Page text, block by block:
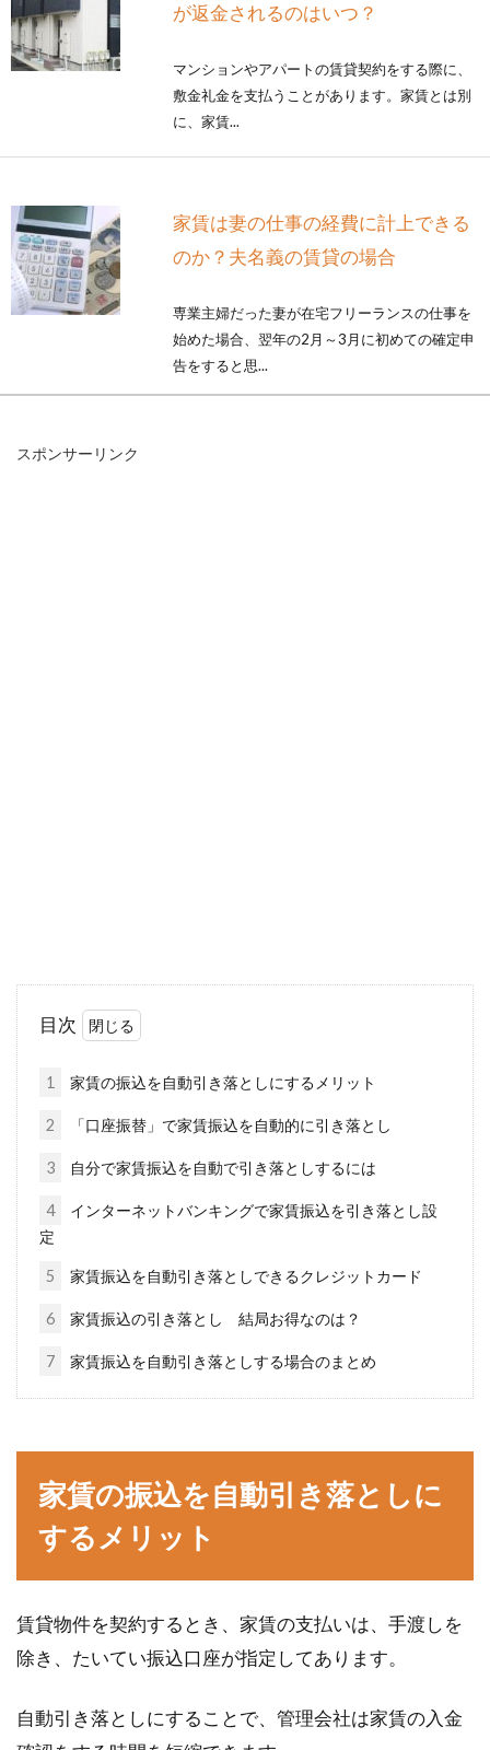
が返金されるのはいつ？
マンションやアパートの賃貸契約をする際に、
敷金礼金を支払うことがあります。家賃とは別
に、家賃...
家賃は妻の仕事の経費に計上できる
のか？夫名義の賃貸の場合
専業主婦だった妻が在宅フリーランスの仕事を
始めた場合、翌年の2月～3月に初めての確定申
告をすると思...
えないのは一体なぜ？
ね。その場合...
ウォシュレットの水漏れはストレー
ウォシュレットの水漏れで困ったことはありま
せんか？近年、日本の家庭の半数以上が、ウォ
てる前に知っておきたい事
ロフトがある家に憧れている方も多く、設計段
けると羨ましく...
るの？家賃に消費税？
スポンサーリンク
目次
1 家賃の振込を自動引き落としにするメリット
2 「口座振替」で家賃振込を自動的に引き落とし
3 自分で家賃振込を自動で引き落としするには
4
インターネットバンキングで家賃振込を引き落とし設
定
5 家賃振込を自動引き落としできるクレジットカード
6 家賃振込の引き落とし 結局お得なのは？
7 家賃振込を自動引き落としする場合のまとめ
家賃の振込を自動引き落としに
するメリット
賃貸物件を契約するとき、家賃の支払いは、手渡しを
除き、たいてい振込口座が指定してあります。
自動引き落としにすることで、管理会社は家賃の入金